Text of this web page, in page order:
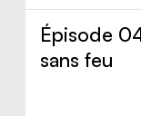
Épisode
sans feu